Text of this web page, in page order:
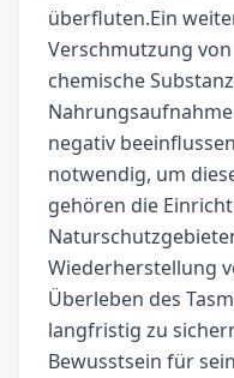
überfluten.Ein
Verschmutzung
chemische
negativ
notwendig, um
gehören die
Wiederherstellung
Überleben des
langfristig zu
Bewusstsein für